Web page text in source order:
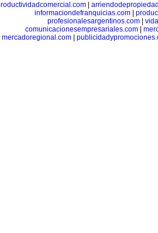
informaciondefranquicias.com
profesionalesargentinos.com|
comunicacionesempresariales.com
mercadoregional.com